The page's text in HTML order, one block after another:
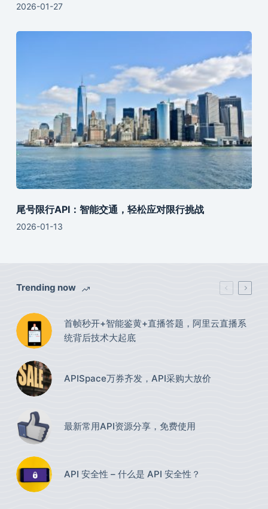
2026-01-27
尾号限行API：智能交通，轻松应对限行挑战
2026-01-13
Trending now
首帧秒开+智能鉴黄+直播答题，阿里云直播系
统背后技术大起底
APISpace万券齐发，API采购大放价
最新常用API资源分享，免费使用​
API 安全性 – 什么是 API 安全性？